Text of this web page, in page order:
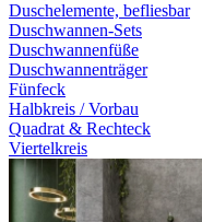
Duschelemente, befliesbar
Duschwannen-Sets
Duschwannenfüße
Duschwannenträger
Fünfeck
Halbkreis / Vorbau
Quadrat & Rechteck
Viertelkreis